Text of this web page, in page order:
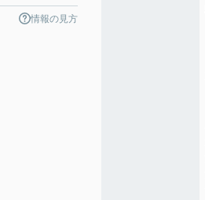
情報の見方